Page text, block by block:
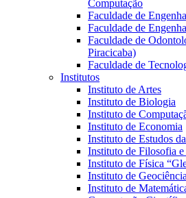
Computação
Faculdade de
Faculdade de
Faculdade de
Piracicaba)
Faculdade de
Institutos
Instituto de Artes
Instituto de Biologia
Instituto de
Instituto de Economia
Instituto de Estudos
Instituto de Filosofia
Instituto de Física
Instituto de
Instituto de